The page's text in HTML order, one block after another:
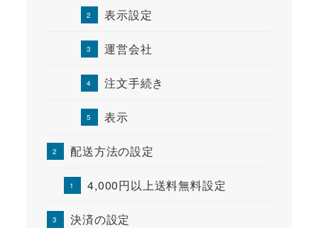
表示設定
運営会社
注文手続き
表示
配送方法の設定
4,000円以上送料無料設定
決済の設定